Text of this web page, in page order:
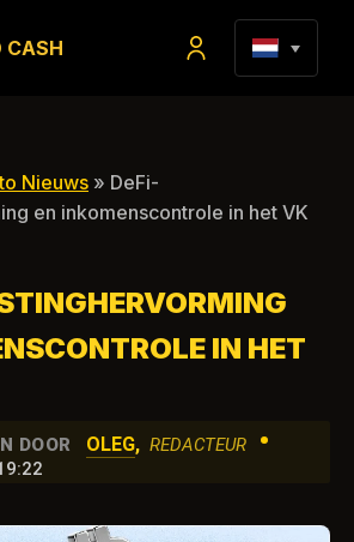
CASH
Nieuws » DeFi-
en inkomenscontrole in het VK
IN HET
DOOR OLEG, REDACTEUR •